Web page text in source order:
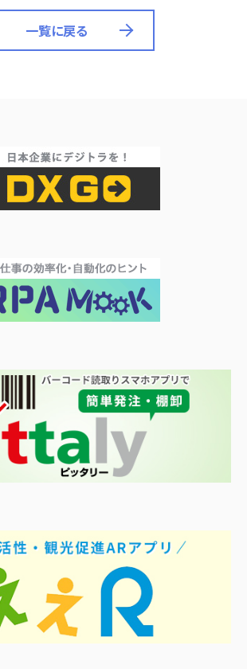
一覧に戻る